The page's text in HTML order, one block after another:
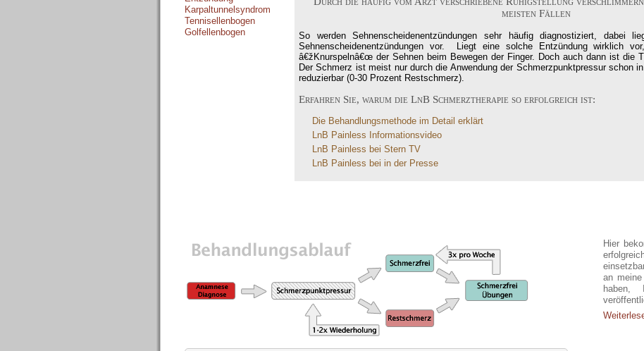
Karpaltunnelsyndrom
Tennisellenbogen
Golfellenbogen
meisten Fällen
So werden Sehnenscheidenentzündungen sehr häufig diagnostiziert, dabei
Sehnenscheidenentzündungen vor. Liegt eine solche Entzündung wirklich
â€žKnurspelnâ€œ der Sehnen beim Bewegen der Finger. Doch auch dann ist die
Der Schmerz ist meist nur durch die Anwendung der Schmerzpunktpressur schon
reduzierbar (0-30 Prozent Restschmerz).
Erfahren Sie, warum die LnB Schmerztherapie so erfolgreich ist:
Die Behandlungsmethode im Detail erklärt
LnB Painless Informationsvideo
LnB Painless bei Stern TV
LnB Painless bei in der Presse
Hier
an
haben,